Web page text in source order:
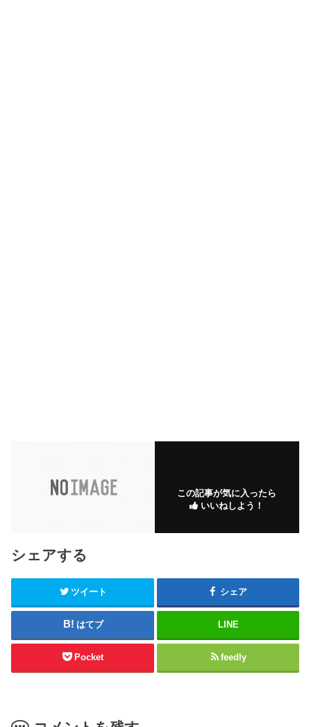
この記事が気に入ったら
いいねしよう！
シェアする
ツイート シェア
はてブ LINE
Pocket feedly